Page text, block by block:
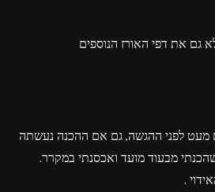
גם את דפי האורז הנוספים
מעט לפני ההגשה, גם אם ההכנה נעשתה
מבעוד מועד ואכסנתי במקרר.
.